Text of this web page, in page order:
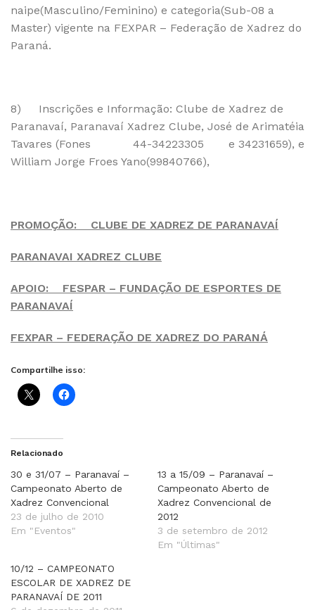
naipe(Masculino/Feminino) e categoria(Sub-08 a
Master) vigente na FEXPAR – Federação de Xadrez do
Paraná.
8) Inscrições e Informação: Clube de Xadrez de
Paranavaí, Paranavaí Xadrez Clube, José de Arimatéia
Tavares (Fones 44-34223305 e 34231659), e
William Jorge Froes Yano(99840766),
PROMOÇÃO: CLUBE DE XADREZ DE PARANAVAÍ
PARANAVAI XADREZ CLUBE
APOIO: FESPAR – FUNDAÇÃO DE ESPORTES DE
PARANAVAÍ
FEXPAR – FEDERAÇÃO DE XADREZ DO PARANÁ
Compartilhe isso:
Relacionado
30 e 31/07 – Paranavaí –
Campeonato Aberto de
Xadrez Convencional
23 de julho de 2010
Em "Eventos"
13 a 15/09 – Paranavaí –
Campeonato Aberto de
Xadrez Convencional de
2012
3 de setembro de 2012
Em "Últimas"
10/12 – CAMPEONATO
ESCOLAR DE XADREZ DE
PARANAVAÍ DE 2011